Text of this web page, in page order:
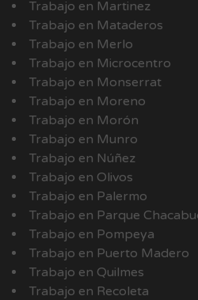
Trabajo en Martinez
Trabajo en Mataderos
Trabajo en Merlo
Trabajo en Microcentro
Trabajo en Monserrat
Trabajo en Moreno
Trabajo en Morón
Trabajo en Munro
Trabajo en Núñez
Trabajo en Olivos
Trabajo en Palermo
Trabajo en Parque
Trabajo en Pompeya
Trabajo en Puerto Madero
Trabajo en Quilmes
Trabajo en Recoleta